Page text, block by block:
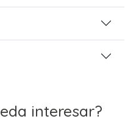
interesar?